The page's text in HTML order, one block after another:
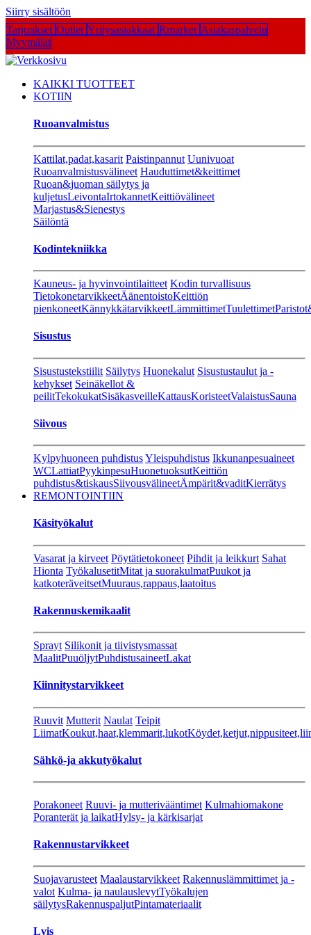
Siirry sisältöön
Tarjoukset Outlet Yritysasiakkaat Rmarket Asiakaspalvelu
Myymälät
KAIKKI TUOTTEET
KOTIIN
Ruoanvalmistus
Kattilat,padat,kasarit Paistinpannut Uunivuoat
Ruoanvalmistusvälineet Hauduttimet&keittimet
Ruoan&juoman säilytys ja
kuljetusLeivontaIrtokannetKeittiövälineet
Marjastus&Sienestys
Säilöntä
Kodintekniikka
Kauneus- ja hyvinvointilaitteet Kodin turvallisuus
TietokonetarvikkeetÄänentoistoKeittiön
pienkoneetKännykkätarvikkeetLämmittimetTuulettimet
Sisustus
Sisustustekstiilit Säilytys Huonekalut Sisustustaulut ja -
kehykset Seinäkellot &
peilitTekokukatSisäkasveilleKattausKoristeetValaistusSauna
Siivous
Kylpyhuoneen puhdistusYleispuhdistus Ikkunanpesuaineet
WCLattiatPyykinpesuHuonetuoksutKeittiön
puhdistus&tiskausSiivousvälineetÄmpärit&vaditKierrätys
REMONTOINTIIN
Käsityökalut
Vasarat ja kirveet Pöytätietokoneet Pihdit ja leikkurt Sahat
Hionta TyökalusetitMitat ja suorakulmatPuukot ja
katkoteräveitsetMuuraus,rappaus,laatoitus
Rakennuskemikaalit
Sprayt Silikonit ja tiivistysmassat
MaalitPuuöljytPuhdistusaineetLakat
Kiinnitystarvikkeet
Ruuvit Mutterit Naulat Teipit
LiimatKoukut,haat,klemmarit,lukot
Sähkö-ja akkutyökalut
Porakoneet Ruuvi- ja mutterivääntimet Kulmahiomakone
Poranterät ja laikatHylsy- ja kärkisarjat
Rakennustarvikkeet
Suojavarusteet Maalaustarvikkeet Rakennuslämmittimet ja -
valot Kulma- ja naulauslevytTyökalujen
säilytysRakennuspaljutPintamateriaalit
Lvis